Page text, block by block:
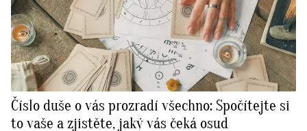
Číslo duše o vás prozradí všechno: Spočítejte si
to vaše a zjistěte, jaký vás čeká osud